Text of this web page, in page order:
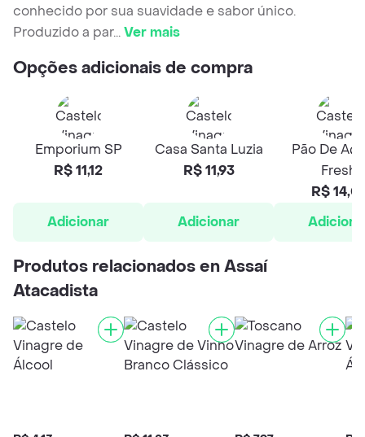
conhecido por sua suavidade e sabor único.
Produzido a par...Ver mais
Opções adicionais de compra
Emporium SP
R$ 11,12
Adicionar
Casa Santa Luzia
R$ 11,93
Adicionar
Pão De
Fresh
R$
Produtos relacionados en Assaí
Atacadista